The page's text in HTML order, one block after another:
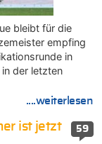
bleibt für die
empfing
in
der letzten
....weiterlesen
59
ist jetzt